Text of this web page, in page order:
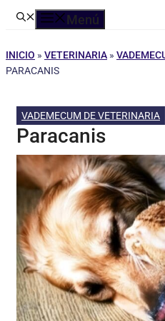
Menú
INICIO » VETERINARIA »
PARACANIS
VADEMECUM DE VETERINARIA
Paracanis